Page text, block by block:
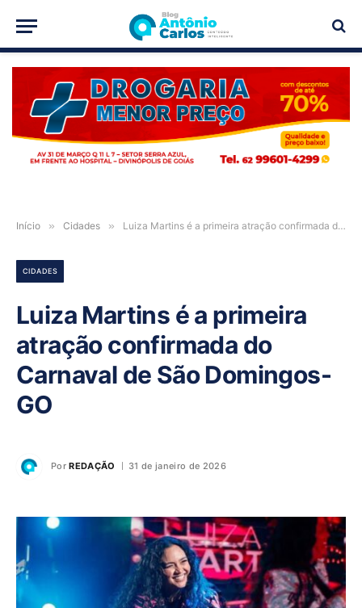
PUBLICIDADE
Início » Cidades » Luiza Martins é a primeira atração confirmada do Carnaval de São Domingos-GO
CIDADES
Luiza Martins é a primeira
atração confirmada do
Carnaval de São Domingos-
GO
Por REDAÇÃO 31 de janeiro de 2026